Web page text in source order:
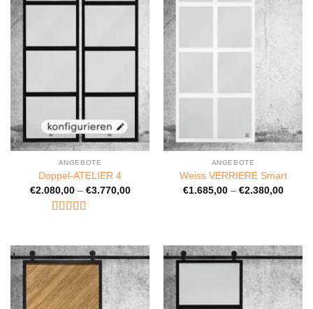
ANGEBOTE
Doppel-ATELIER 4
€2.080,00– €3.770,00
ANGEBOTE
Weiss VERRIERE Smart
€1.685,00– €2.380,00